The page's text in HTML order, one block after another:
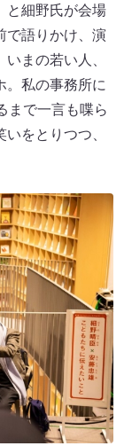
と細野氏が会場
で語りかけ、演
まの若い人、
。私の事務所に
まで一言も喋ら
をとりつつ、